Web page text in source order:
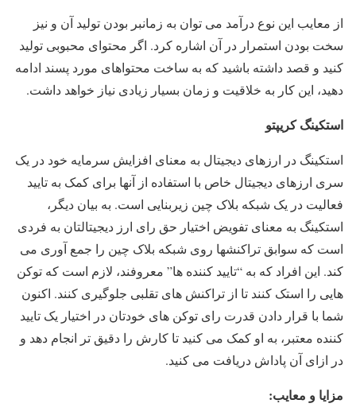
از معایب این نوع درآمد می توان به زمانبر بودن تولید آن و نیز
سخت بودن استمرار در آن اشاره کرد. اگر محتوای محبوبی تولید
کنید و قصد داشته باشید که به ساخت محتواهای مورد پسند ادامه
دهید، این کار به خلاقیت و زمان بسیار زیادی نیاز خواهد داشت.
استکینگ کریپتو
استکینگ در ارزهای دیجیتال به معنای افزایش سرمایه خود در یک
سری ارزهای دیجیتال خاص با استفاده از آنها برای کمک به تایید
فعالیت در یک شبکه بلاک چین زیربنایی است. به بیان دیگر،
استکینگ به معنای تفویض اختیار حق رای ارز دیجیتالتان به فردی
است که سوابق تراکنشها روی شبکه بلاک چین را جمع آوری می
کند. این افراد که به “تایید کننده ها” معروفند، لازم است که توکن
هایی را استک کنند تا از تراکنش های تقلبی جلوگیری کنند. اکنون
شما با قرار دادن قدرت رای توکن های خودتان در اختیار یک تایید
کننده معتبر، به او کمک می کنید تا کارش را دقیق تر انجام دهد و
در ازای آن پاداش دریافت می کنید.
مزایا و معایب: